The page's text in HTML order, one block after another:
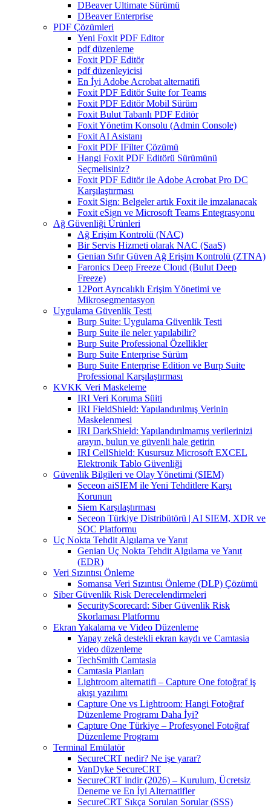
DBeaver Ultimate Sürümü
DBeaver Enterprise
PDF Çözümleri
Yeni Foxit PDF Editor
pdf düzenleme
Foxit PDF Editör
pdf düzenleyicisi
En İyi Adobe Acrobat alternatifi
Foxit PDF Editör Suite for Teams
Foxit PDF Editör Mobil Sürüm
Foxit Bulut Tabanlı PDF Editör
Foxit Yönetim Konsolu (Admin Console)
Foxit AI Asistanı
Foxit PDF IFilter Çözümü
Hangi Foxit PDF Editörü Sürümünü
Seçmelisiniz?
Foxit PDF Editör ile Adobe Acrobat Pro DC
Karşılaştırması
Foxit Sign: Belgeler artık Foxit ile imzalanacak
Foxit eSign ve Microsoft Teams Entegrasyonu
Ağ Güvenliği Ürünleri
Ağ Erişim Kontrolü (NAC)
Bir Servis Hizmeti olarak NAC (SaaS)
Genian Sıfır Güven Ağ Erişim Kontrolü (ZTNA)
Faronics Deep Freeze Cloud (Bulut Deep
Freeze)
12Port Ayrıcalıklı Erişim Yönetimi ve
Mikrosegmentasyon
Uygulama Güvenlik Testi
Burp Suite: Uygulama Güvenlik Testi
Burp Suite ile neler yapılabilir?
Burp Suite Professional Özellikler
Burp Suite Enterprise Sürüm
Burp Suite Enterprise Edition ve Burp Suite
Professional Karşılaştırması
KVKK Veri Maskeleme
IRI Veri Koruma Süiti
IRI FieldShield: Yapılandırılmış Verinin
Maskelenmesi
IRI DarkShield: Yapılandırılmamış verilerinizi
arayın, bulun ve güvenli hale getirin
IRI CellShield: Kusursuz Microsoft EXCEL
Elektronik Tablo Güvenliği
Güvenlik Bilgileri ve Olay Yönetimi (SIEM)
Seceon aiSIEM ile Yeni Tehditlere Karşı
Korunun
Siem Karşılaştırması
Seceon Türkiye Distribütörü | AI SIEM, XDR ve
SOC Platformu
Uç Nokta Tehdit Algılama ve Yanıt
Genian Uç Nokta Tehdit Algılama ve Yanıt
(EDR)
Veri Sızıntısı Önleme
Somansa Veri Sızıntısı Önleme (DLP) Çözümü
Siber Güvenlik Risk Derecelendirmeleri
SecurityScorecard: Siber Güvenlik Risk
Skorlaması Platformu
Ekran Yakalama ve Video Düzenleme
Yapay zekâ destekli ekran kaydı ve Camtasia
video düzenleme
TechSmith Camtasia
Camtasia Planları
Lightroom alternatifi – Capture One fotoğraf iş
akışı yazılımı
Capture One vs Lightroom: Hangi Fotoğraf
Düzenleme Programı Daha İyi?
Capture One Türkiye – Profesyonel Fotoğraf
Düzenleme Programı
Terminal Emülatör
SecureCRT nedir? Ne işe yarar?
VanDyke SecureCRT
SecureCRT indir (2026) – Kurulum, Ücretsiz
Deneme ve En İyi Alternatifler
SecureCRT Sıkça Sorulan Sorular (SSS)